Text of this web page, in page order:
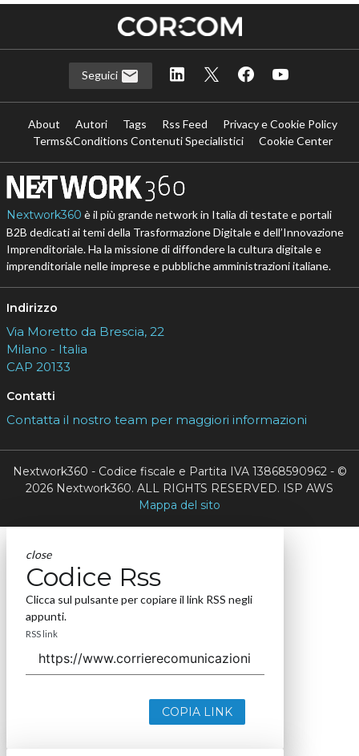
Seguici
About Autori Tags Rss Feed
Privacy e Cookie Policy
Terms&Conditions Contenuti Specialistici
Cookie Center
Nextwork360 è il più grande network in Italia di testate e portali
B2B dedicati ai temi della Trasformazione Digitale e dell’Innovazione
Imprenditoriale. Ha la missione di diffondere la cultura digitale e
imprenditoriale nelle imprese e pubbliche amministrazioni italiane.
Indirizzo
Via Moretto da Brescia, 22
Milano - Italia
CAP 20133
Contatti
Contatta il nostro team per maggiori informazioni
Nextwork360 - Codice fiscale e Partita IVA 13868590962 - ©
2026 Nextwork360. ALL RIGHTS RESERVED. ISP AWS
Mappa del sito
close
Codice Rss
Clicca sul pulsante per copiare il link RSS negli
appunti.
RSS link
COPIA LINK